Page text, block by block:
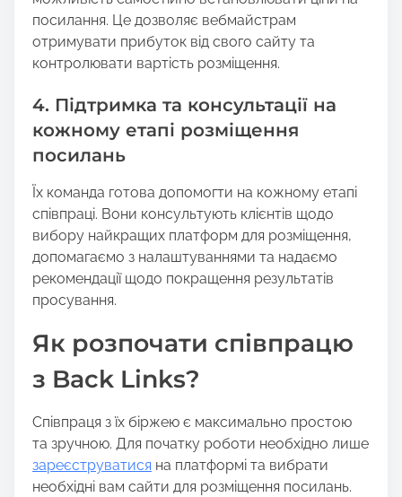
посилання. Це дозволяє вебмайстрам
отримувати прибуток від свого сайту та
контролювати вартість розміщення.
4. Підтримка та консультації на
кожному етапі розміщення
посилань
Їх команда готова допомогти на кожному етапі
співпраці. Вони консультують клієнтів щодо
вибору найкращих платформ для розміщення,
допомагаємо з налаштуваннями та надаємо
рекомендації щодо покращення результатів
просування.
Як розпочати співпрацю
з Back Links?
Співпраця з їх біржею є максимально простою
та зручною. Для початку роботи необхідно лише
зареєструватися на платформі та вибрати
необхідні вам сайти для розміщення посилань.